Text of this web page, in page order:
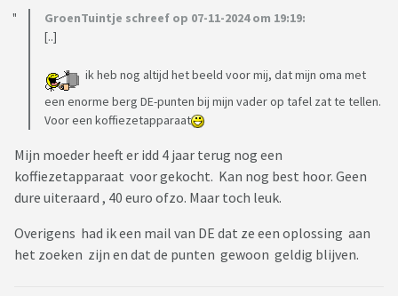
GroenTuintje schreef op 07-11-2024 om 19:19:
[..]
ik heb nog altijd het beeld voor mij, dat mijn oma met
een enorme berg DE-punten bij mijn vader op tafel zat te tellen.
Voor een koffiezetapparaat
Mijn moeder heeft er idd 4 jaar terug nog een
koffiezetapparaat voor gekocht. Kan nog best hoor. Geen
dure uiteraard , 40 euro ofzo. Maar toch leuk.
Overigens had ik een mail van DE dat ze een oplossing aan
het zoeken zijn en dat de punten gewoon geldig blijven.